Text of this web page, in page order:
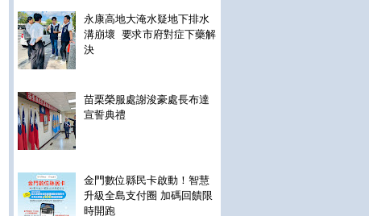
永康高地大淹水疑地下排水
溝崩壞 要求市府對症下藥解
決
苗栗榮服處謝浚豪處長布達
宣誓典禮
金門數位縣民卡啟動！智慧
升級全島支付圈 加碼回饋限
時開跑